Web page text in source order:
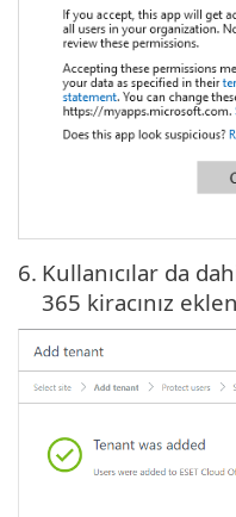
6. Kullanıcılar da
365 kiracınız